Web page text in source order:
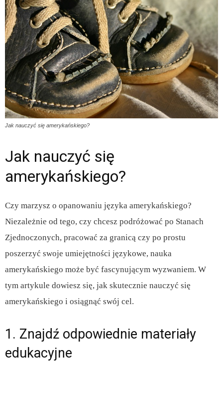
Jak nauczyć się amerykańskiego?
Jak nauczyć się
amerykańskiego?
Czy marzysz o opanowaniu języka amerykańskiego?
Niezależnie od tego, czy chcesz podróżować po Stanach
Zjednoczonych, pracować za granicą czy po prostu
poszerzyć swoje umiejętności językowe, nauka
amerykańskiego może być fascynującym wyzwaniem. W
tym artykule dowiesz się, jak skutecznie nauczyć się
amerykańskiego i osiągnąć swój cel.
1. Znajdź odpowiednie materiały
edukacyjne